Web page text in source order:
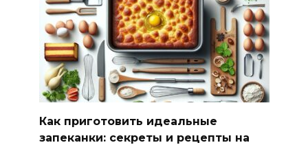
Как приготовить идеальные
запеканки: секреты и рецепты на